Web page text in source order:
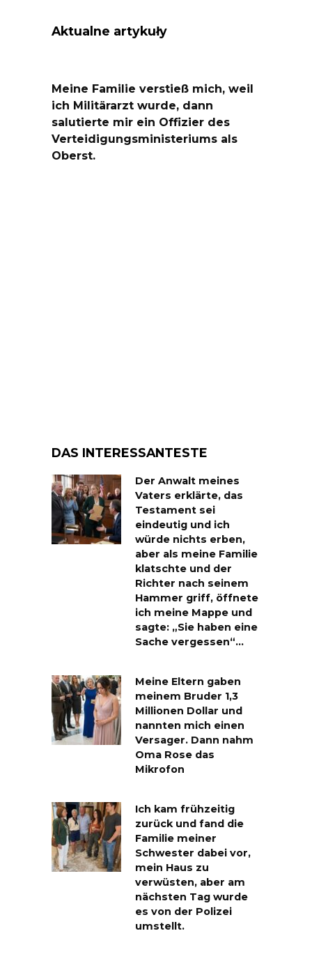
Aktualne artykuły
Meine Familie verstieß mich, weil
ich Militärarzt wurde, dann
salutierte mir ein Offizier des
Verteidigungsministeriums als
Oberst.
DAS INTERESSANTESTE
Der Anwalt meines
Vaters erklärte, das
Testament sei
eindeutig und ich
würde nichts erben,
aber als meine Familie
klatschte und der
Richter nach seinem
Hammer griff, öffnete
ich meine Mappe und
sagte: „Sie haben eine
Sache vergessen“…
Meine Eltern gaben
meinem Bruder 1,3
Millionen Dollar und
nannten mich einen
Versager. Dann nahm
Oma Rose das
Mikrofon
Ich kam frühzeitig
zurück und fand die
Familie meiner
Schwester dabei vor,
mein Haus zu
verwüsten, aber am
nächsten Tag wurde
es von der Polizei
umstellt.